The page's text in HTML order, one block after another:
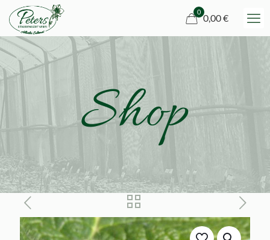
0
0,00 €
Shop